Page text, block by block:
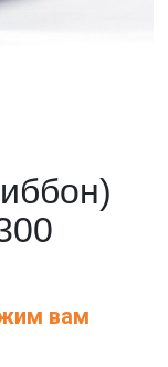
вам